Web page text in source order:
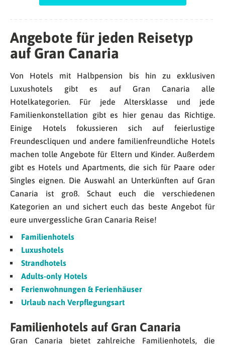
Angebote für jeden Reisetyp
auf Gran Canaria
Von Hotels mit Halbpension bis hin zu exklusiven
Luxushotels gibt es auf Gran Canaria alle
Hotelkategorien. Für jede Altersklasse und jede
Familienkonstellation gibt es hier genau das Richtige.
Einige Hotels fokussieren sich auf feierlustige
Freundescliquen und andere familienfreundliche Hotels
machen tolle Angebote für Eltern und Kinder. Außerdem
gibt es Hotels und Apartments, die sich für Paare oder
Singles eignen. Die Auswahl an Unterkünften auf Gran
Canaria ist groß. Schaut euch die verschiedenen
Kategorien an und sichert euch das beste Angebot für
eure unvergessliche Gran Canaria Reise!
Familienhotels
Luxushotels
Strandhotels
Adults-only Hotels
Ferienwohnungen & Ferienhäuser
Urlaub nach Verpflegungsart
Familienhotels auf Gran Canaria
Gran Canaria bietet zahlreiche Familienhotels, die